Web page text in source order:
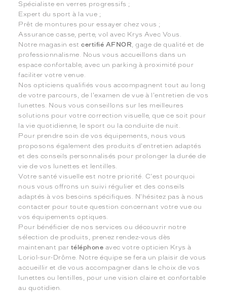
Spécialiste en verres progressifs ;
Expert du sport à la vue ;
Prêt de montures pour essayer chez vous ;
Assurance casse, perte, vol avec Krys Avec Vous.
Notre magasin estcertifié AFNOR, gage de qualité et de
professionnalisme. Nous vous accueillons dans un
espace confortable, avec un parking à proximité pour
faciliter votre venue.
Nos opticiens qualifiés vous accompagnent tout au long
de votre parcours, de l'examen de vue à l'entretien de vos
lunettes. Nous vous conseillons sur les meilleures
solutions pour votre correction visuelle, que ce soit pour
la vie quotidienne, le sport ou la conduite de nuit.
Pour prendre soin de vos équipements, nous vous
proposons également des produits d'entretien adaptés
et des conseils personnalisés pour prolonger la durée de
vie de vos lunettes et lentilles.
Votre santé visuelle est notre priorité. C'est pourquoi
nous vous offrons un suivi régulier et des conseils
adaptés à vos besoins spécifiques. N'hésitez pas à nous
contacter pour toute question concernant votre vue ou
vos équipements optiques.
Pour bénéficier de nos services ou découvrir notre
sélection de produits, prenez rendez-vous dès
maintenant par téléphone avec votre opticien Krys à
Loriol-sur-Drôme. Notre équipe se fera un plaisir de vous
accueillir et de vous accompagner dans le choix de vos
lunettes ou lentilles, pour une vision claire et confortable
au quotidien.